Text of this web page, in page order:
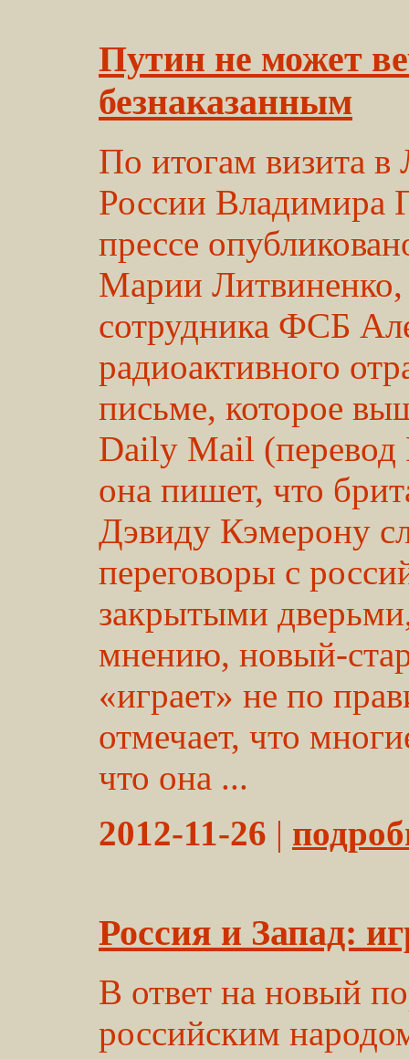
Путин не может
безнаказанным
По итогам визита в
России Владимира
прессе
Марии Литвиненко,
сотрудника ФСБ
радиоактивного
письме, которое
Daily Mail
она пишет, что
Дэвиду Кэмерону
переговоры с
закрытыми
мнению, новый-
«играет» не по
отмечает, что
что она ...
2012-11-26 |
Россия и Запад:
В ответ на новый
российским